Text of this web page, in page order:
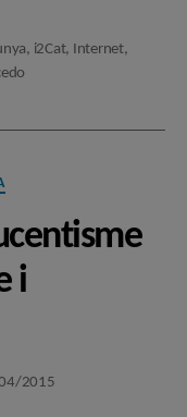
, i2Cat, Internet,
i
2015